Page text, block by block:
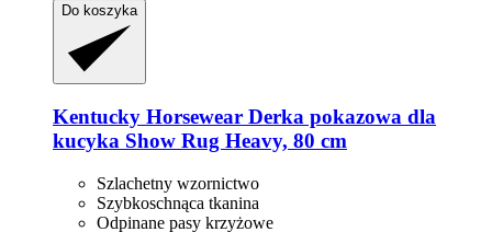
Do koszyka
Kentucky Horsewear Derka pokazowa dla
kucyka Show Rug Heavy, 80 cm
Szlachetny wzornictwo
Szybkoschnąca tkanina
Odpinane pasy krzyżowe